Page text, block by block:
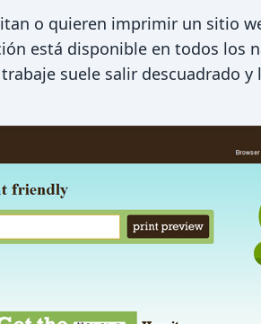
o quieren imprimir un sitio
está disponible en todos los
suele salir descuadrado y